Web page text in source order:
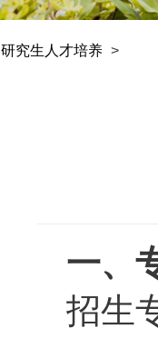
研究生人才培养 >
一、
招生